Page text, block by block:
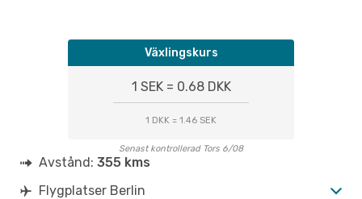
Växlingskurs
1 SEK = 0.68 DKK
1 DKK = 1.46 SEK
Senast kontrollerad Tors 6/08
Avstånd: 355 kms
Flygplatser Berlin